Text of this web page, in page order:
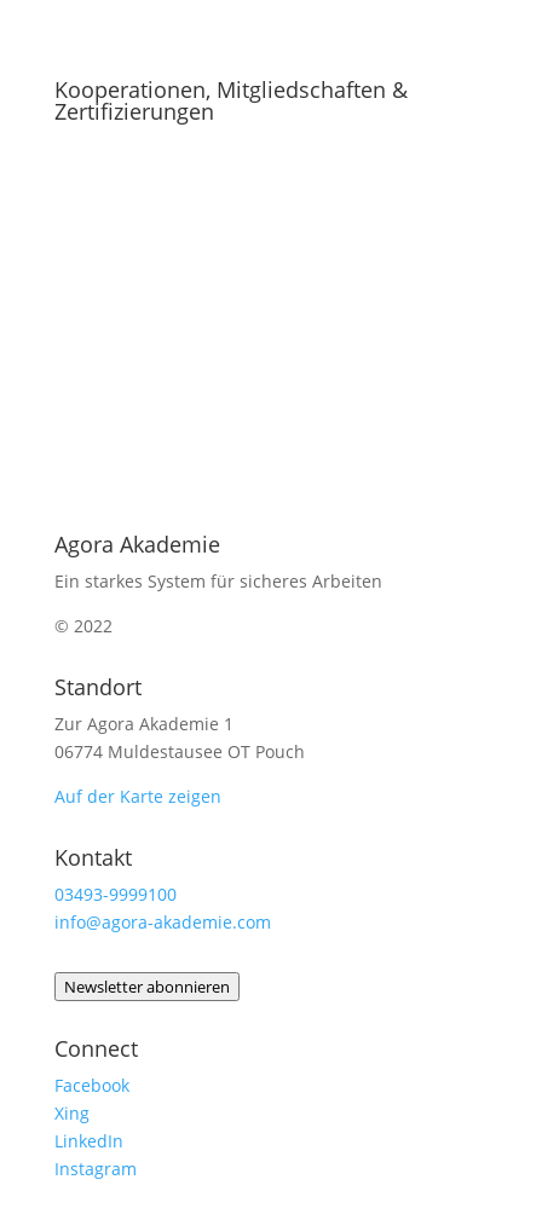
Kooperationen, Mitgliedschaften &
Zertifizierungen
Agora Akademie
Ein starkes System für sicheres Arbeiten
© 2022
Standort
Zur Agora Akademie 1
06774 Muldestausee OT Pouch
Auf der Karte zeigen
Kontakt
03493-9999100
info@agora-akademie.com
Newsletter abonnieren
Connect
Facebook
Xing
LinkedIn
Instagram